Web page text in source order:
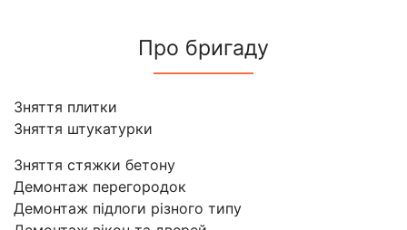
Про бригаду
Зняття плитки
Зняття штукатурки
Зняття стяжки бетону
Демонтаж перегородок
Демонтаж підлоги різного типу